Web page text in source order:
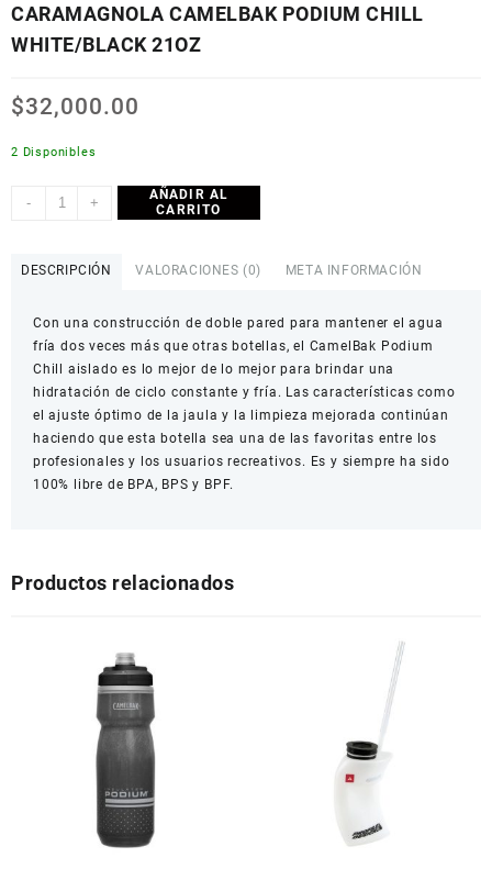
CARAMAGNOLA CAMELBAK PODIUM CHILL
WHITE/BLACK 21OZ
$32,000.00
2 Disponibles
-
CARAMAGNOLA
CAMELBAK
CHILL
+
AÑADIR AL
CARRITO
DESCRIPCIÓN VALORACIONES (0) META INFORMACIÓN
Con una construcción de doble pared para mantener el agua
fría dos veces más que otras botellas, el CamelBak Podium
Chill aislado es lo mejor de lo mejor para brindar una
hidratación de ciclo constante y fría. Las características como
el ajuste óptimo de la jaula y la limpieza mejorada continúan
haciendo que esta botella sea una de las favoritas entre los
profesionales y los usuarios recreativos. Es y siempre ha sido
100% libre de BPA, BPS y BPF.
Productos relacionados